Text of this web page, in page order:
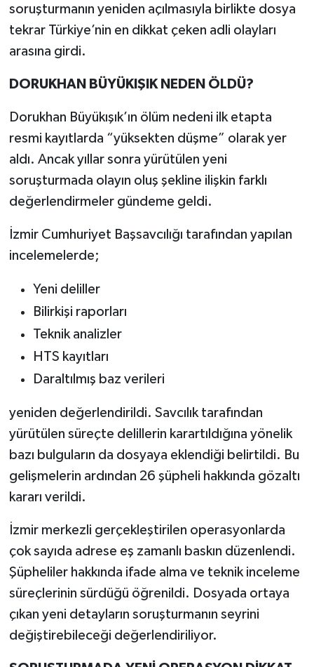
soruşturmanın yeniden açılmasıyla birlikte dosya
tekrar Türkiye’nin en dikkat çeken adli olayları
arasına girdi.
DORUKHAN BÜYÜKIŞIK NEDEN ÖLDÜ?
Dorukhan Büyükışık’ın ölüm nedeni ilk etapta
resmi kayıtlarda “yüksekten düşme” olarak yer
aldı. Ancak yıllar sonra yürütülen yeni
soruşturmada olayın oluş şekline ilişkin farklı
değerlendirmeler gündeme geldi.
İzmir Cumhuriyet Başsavcılığı tarafından yapılan
incelemelerde;
Yeni deliller
Bilirkişi raporları
Teknik analizler
HTS kayıtları
Daraltılmış baz verileri
yeniden değerlendirildi. Savcılık tarafından
yürütülen süreçte delillerin karartıldığına yönelik
bazı bulguların da dosyaya eklendiği belirtildi. Bu
gelişmelerin ardından 26 şüpheli hakkında gözaltı
kararı verildi.
İzmir merkezli gerçekleştirilen operasyonlarda
çok sayıda adrese eş zamanlı baskın düzenlendi.
Şüpheliler hakkında ifade alma ve teknik inceleme
süreçlerinin sürdüğü öğrenildi. Dosyada ortaya
çıkan yeni detayların soruşturmanın seyrini
değiştirebileceği değerlendiriliyor.